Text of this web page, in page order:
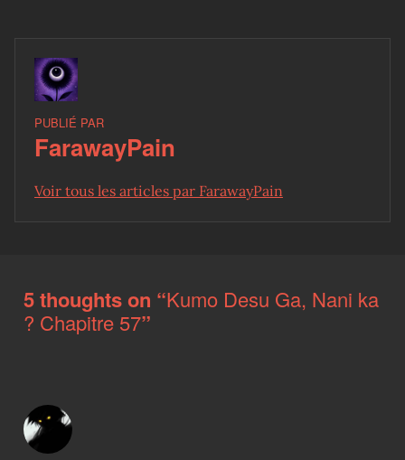
PUBLIÉ PAR
FarawayPain
Voir tous les articles par FarawayPain
5 thoughts on “Kumo Desu Ga, Nani ka
? Chapitre 57”